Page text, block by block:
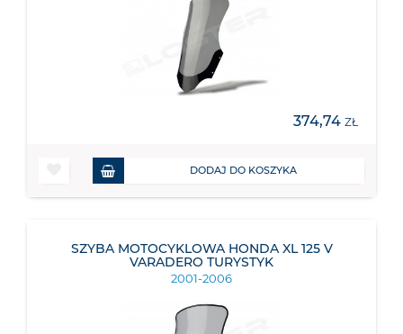
374,74 ZŁ
DODAJ DO KOSZYKA
SZYBA MOTOCYKLOWA HONDA XL 125 V
VARADERO TURYSTYK
2001-2006